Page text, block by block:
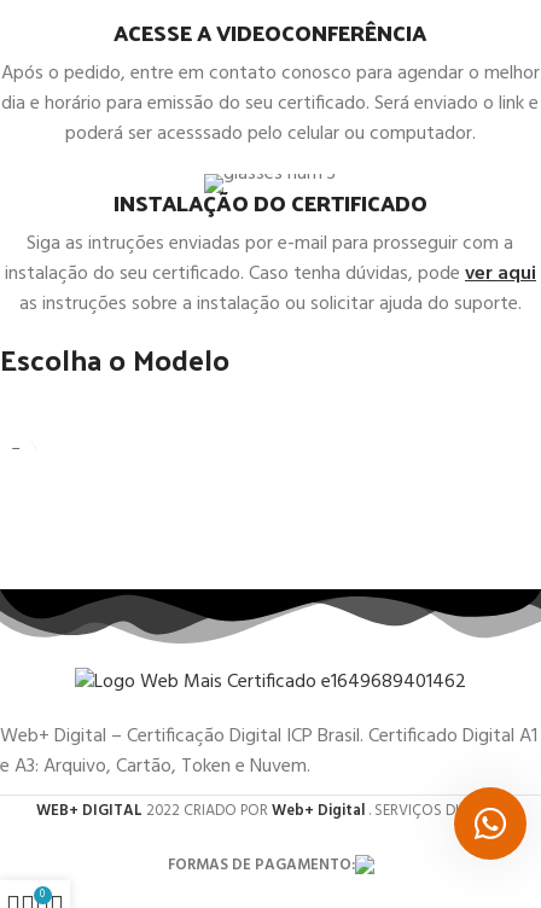
ACESSE A VIDEOCONFERÊNCIA
Após o pedido, entre em contato conosco para agendar o melhor
dia e horário para emissão do seu certificado. Será enviado o link e
poderá ser acesssado pelo celular ou computador.
INSTALAÇÃO DO CERTIFICADO
Siga as intruções enviadas por e-mail para prosseguir com a
instalação do seu certificado. Caso tenha dúvidas, podever aqui
as instruções sobre a instalação ou solicitar ajuda do suporte.
Escolha o Modelo
Web+ Digital – Certificação Digital ICP Brasil. Certificado Digital A1
e A3: Arquivo, Cartão, Token e Nuvem.
WEB+ DIGITAL 2022 CRIADO PORWeb+ Digital. SERVIÇOS DIGITAIS.
FORMAS DE PAGAMENTO:
0